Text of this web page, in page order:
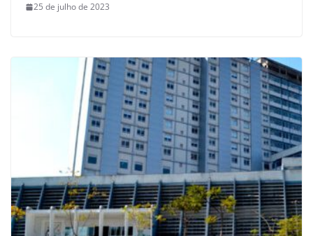
25 de julho de 2023